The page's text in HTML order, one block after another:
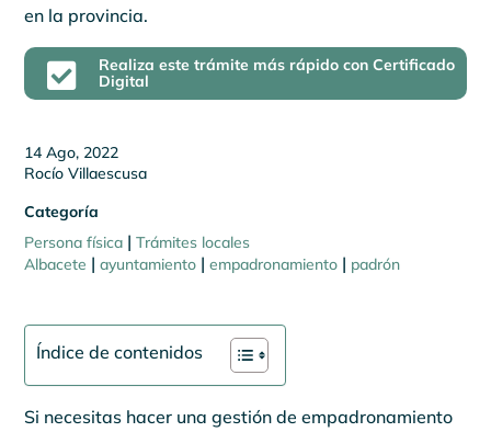
en la provincia.

Realiza este trámite más rápido con Certificado
Digital
14 Ago, 2022
Rocío Villaescusa
Categoría
Persona física |Trámites locales
Albacete |ayuntamiento |empadronamiento | padrón
Índice de contenidos
Si necesitas hacer una gestión de empadronamiento